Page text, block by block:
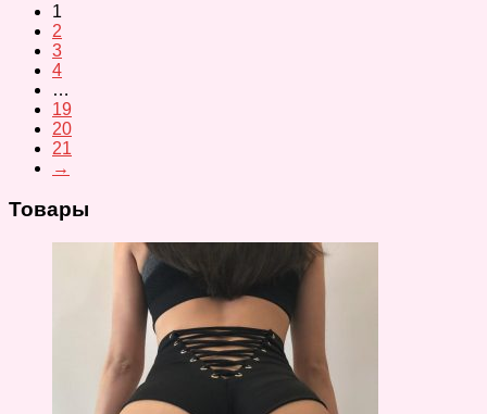
1
2
3
4
…
19
20
21
→
Товары